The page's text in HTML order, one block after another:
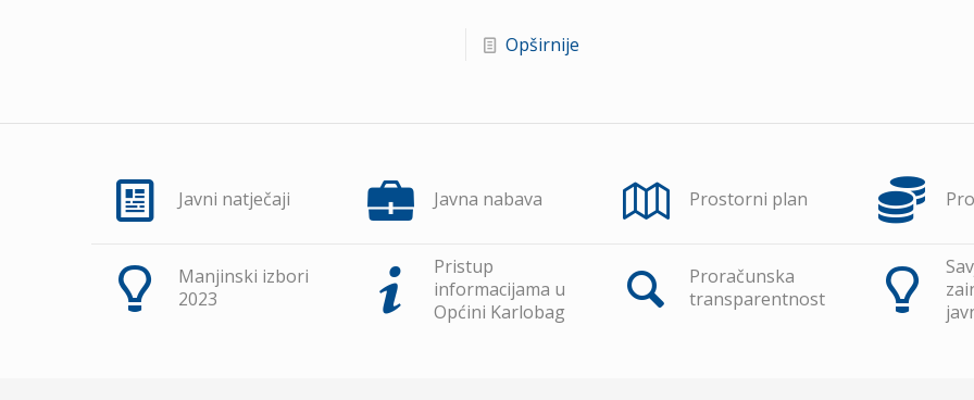
Opširnije
Javni natječaji Javna nabava Prostorni plan
Manjinski izbori
2023
Pristup
informacijama u
Općini Karlobag
Proračunska
transparentnost